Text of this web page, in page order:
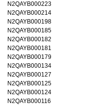
N2QAYB000223
N2QAYB000214
N2QAYB000198
N2QAYB000185
N2QAYB000182
N2QAYB000181
N2QAYB000179
N2QAYB000134
N2QAYB000127
N2QAYB000125
N2QAYB000124
N2QAYB000116